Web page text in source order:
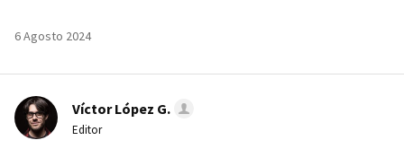
6 Agosto 2024
Víctor López G.
Editor